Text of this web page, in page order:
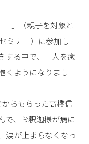
」（親子を対象と
ミナー）に参加し
する中で、「人を癒
くようになりまし
らもらった高橋信
で、お釈迦様が病に
涙が止まらなくなっ